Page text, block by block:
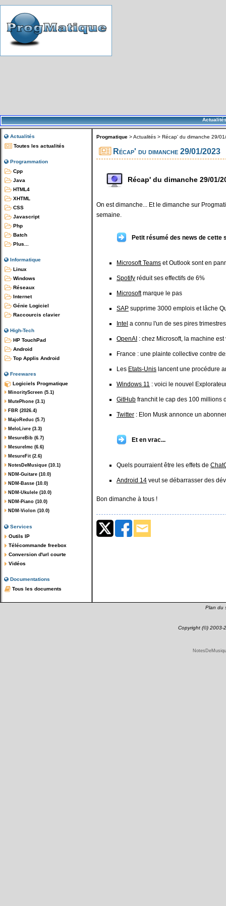
Actualités
Toutes les actualités
Programmation
Cpp
Java
HTML4
XHTML
CSS
Javascript
Php
Batch
Plus...
Informatique
Linux
Windows
Réseaux
Internet
Génie Logiciel
Raccourcis clavier
High-Tech
HP TouchPad
Android
Top Applis Android
Freewares
Logiciels Progmatique
MinorityScreen (5.1)
MutePhone (3.1)
FBR (2026.4)
MajoReduc (5.7)
MeloLivre (3.3)
MesureBib (6.7)
MesureImc (6.6)
MesureFit (2.6)
NotesDeMusique (10.1)
NDM-Guitare (10.0)
NDM-Basse (10.0)
NDM-Ukulele (10.0)
NDM-Piano (10.0)
NDM-Violon (10.0)
Services
Outils IP
Télécommande freebox
Conversion d'url courte
Vidéos
Documentations
Tous les documents
Progmatique >Actualités > Récap' du dimanche 29/
Récap' du dimanche 29/01/2023
Récap' du dimanche 29/01/
On est dimanche... Et le dimanche sur
semaine.
Petit résumé des news de cette
Microsoft Teams et Outlook sont en
Spotify réduit ses effectifs de 6%
Microsoftmarque le pas
SAP supprime 3000 emplois et lâche
Intel a connu l'un de ses pires
OpenAI : chez Microsoft, la machine
France : une plainte collective contre
Les Etats-Unis lancent une procédure
Windows 11 : voici le nouvel
GitHub franchit le cap des 100 millions
Twitter : Elon Musk annonce un
Et en vrac...
Quels pourraient être les effets de
Android 14 veut se débarrasser des
Bon dimanche à tous !
Plan du
Copyright (©) 2003-